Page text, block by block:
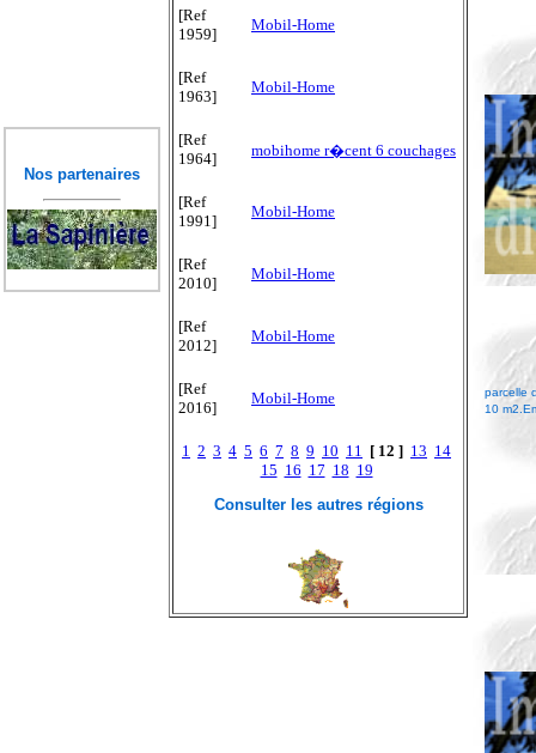
Nos partenaires
[Ref
1959]
Mobil-Home
[Ref
1963]
Mobil-Home
[Ref
1964]
mobihome r�cent 6 couchages
[Ref
1991]
Mobil-Home
[Ref
2010]
Mobil-Home
[Ref
2012]
Mobil-Home
[Ref
2016]
Mobil-Home
1 2 3 4 5 6 7 8 9 10 11 [ 12 ] 13 14
15 16 17 18 19
Consulter les autres régions
parcelle
10